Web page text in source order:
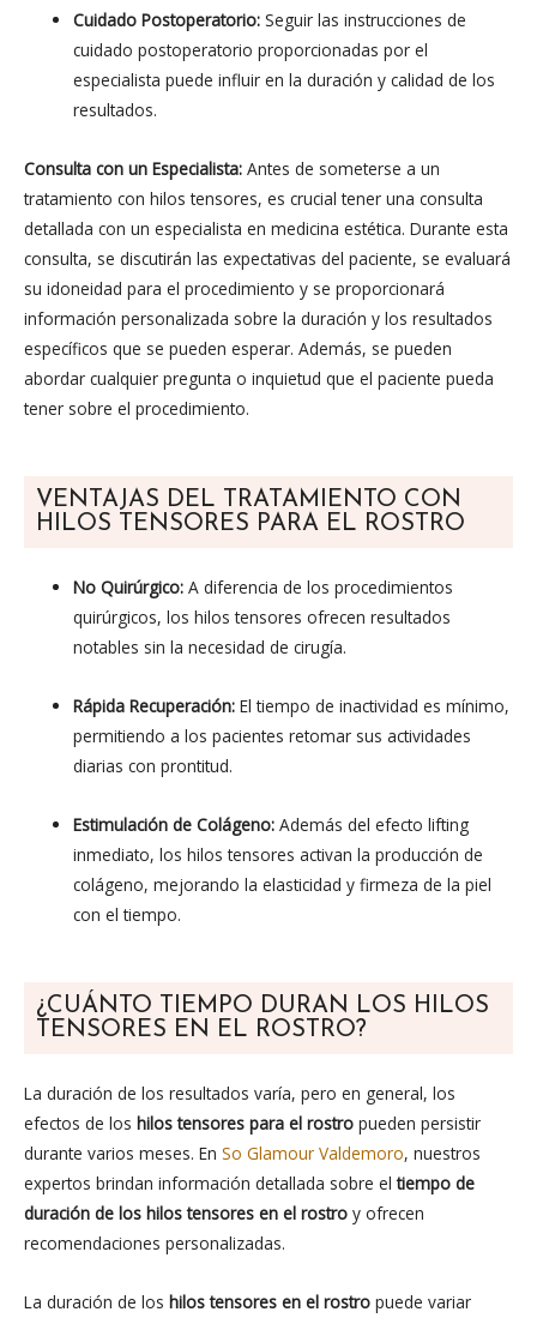
Cuidado Postoperatorio: Seguir las instrucciones de
cuidado postoperatorio proporcionadas por el
especialista puede influir en la duración y calidad de los
resultados.
Consulta con un Especialista: Antes de someterse a un
tratamiento con hilos tensores, es crucial tener una consulta
detallada con un especialista en medicina estética. Durante esta
consulta, se discutirán las expectativas del paciente, se evaluará
su idoneidad para el procedimiento y se proporcionará
información personalizada sobre la duración y los resultados
específicos que se pueden esperar. Además, se pueden
abordar cualquier pregunta o inquietud que el paciente pueda
tener sobre el procedimiento.
VENTAJAS DEL TRATAMIENTO CON
HILOS TENSORES PARA EL ROSTRO
No Quirúrgico: A diferencia de los procedimientos
quirúrgicos, los hilos tensores ofrecen resultados
notables sin la necesidad de cirugía.
Rápida Recuperación: El tiempo de inactividad es mínimo,
permitiendo a los pacientes retomar sus actividades
diarias con prontitud.
Estimulación de Colágeno: Además del efecto lifting
inmediato, los hilos tensores activan la producción de
colágeno, mejorando la elasticidad y firmeza de la piel
con el tiempo.
¿CUÁNTO TIEMPO DURAN LOS HILOS
TENSORES EN EL ROSTRO?
La duración de los resultados varía, pero en general, los
efectos de los hilos tensores para el rostro pueden persistir
durante varios meses. En So Glamour Valdemoro, nuestros
expertos brindan información detallada sobre eltiempo de
duración de los hilos tensores en el rostro y ofrecen
recomendaciones personalizadas.
La duración de los hilos tensores en el rostro puede variar